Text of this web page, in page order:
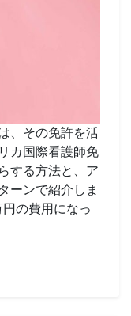
、その免許を活
カ国際看護師免
する方法と、ア
ーンで紹介しま
の費用になっ